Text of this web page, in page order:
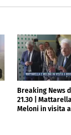
Breaking News
21.30 |
Meloni in visita